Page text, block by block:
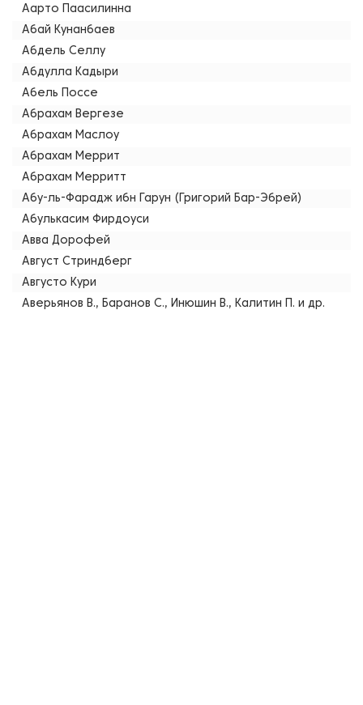
Аарто Паасилинна
Абай Кунанбаев
Абдель Селлу
Абдулла Кадыри
Абель Поссе
Абрахам Вергезе
Абрахам Маслоу
Абрахам Меррит
Абрахам Мерритт
Абу-ль-Фарадж ибн Гарун (Григорий Бар-Эбрей)
Абулькасим Фирдоуси
Авва Дорофей
Август Стриндберг
Августо Кури
Аверьянов В., Баранов С., Инюшин В., Калитин П. и др.